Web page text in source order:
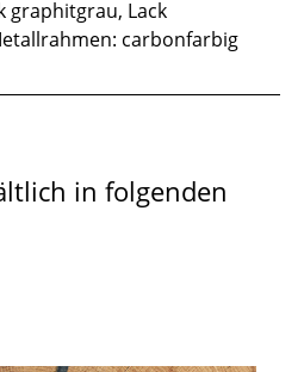
graphitgrau, Lack
carbonfarbig
in folgenden